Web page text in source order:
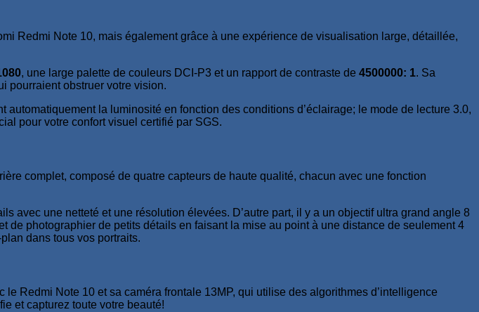
Redmi Note 10, mais également grâce à une expérience de visualisation large, détaillée,
, une large palette de couleurs DCI-P3 et un rapport de contraste de 4500000: 1. Sa
pourraient obstruer votre vision.
la luminosité en fonction des conditions d’éclairage; le mode de lecture 3.0,
pour votre confort visuel certifié par SGS.
complet, composé de quatre capteurs de haute qualité, chacun avec une fonction
avec une netteté et une résolution élevées. D’autre part, il y a un objectif ultra grand angle 8
de photographier de petits détails en faisant la mise au point à une distance de seulement 4
dans tous vos portraits.
Redmi Note 10 et sa caméra frontale 13MP, qui utilise des algorithmes d’intelligence
et capturez toute votre beauté!